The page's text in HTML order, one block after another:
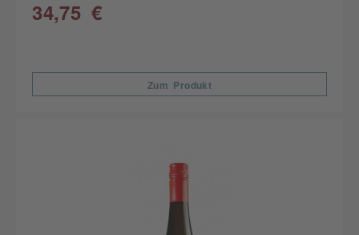
34,75 €
Zum Produkt